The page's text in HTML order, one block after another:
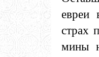
страх
мины